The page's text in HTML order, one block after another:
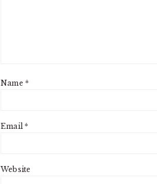
Name*
Email*
Website